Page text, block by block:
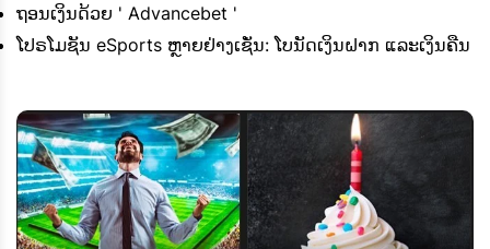
ຖອນເງິນດ້ວຍ ' Advancebet '
ໂປຣໂມຊັນ eSports ຫຼາຍຢ່າງເຊັ່ນ: ໂບນັດເງິນຝາກ ແລະເງິນຄືນ